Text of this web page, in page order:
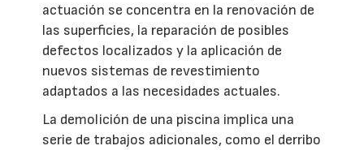
actuación se concentra en la renovación de
las superficies, la reparación de posibles
defectos localizados y la aplicación de
nuevos sistemas de revestimiento
adaptados a las necesidades actuales.
La demolición de una piscina implica una
serie de trabajos adicionales, como el derribo